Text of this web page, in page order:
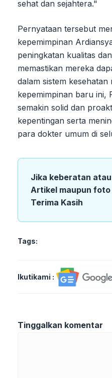
sehat dan sejahtera."
Pernyataan tersebut
kepemimpinan
peningkatan kualitas
memastikan mereka
dalam sistem kesehatan
kepemimpinan baru ini,
semakin solid dan
kepentingan serta
para dokter umum di
Jika keberatan
Artikel maupun foto
Terima Kasih
Tags:
Ikutikami :
Tinggalkan komentar